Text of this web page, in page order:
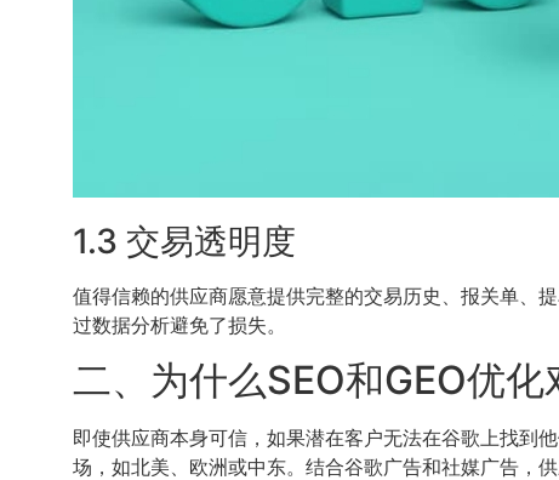
1.3 交易透明度
值得信赖的供应商愿意提供完整的交易历史、报关单、
过数据分析避免了损失。
二、为什么SEO和GEO优
即使供应商本身可信，如果潜在客户无法在谷歌上找到
场，如北美、欧洲或中东。结合谷歌广告和社媒广告，供